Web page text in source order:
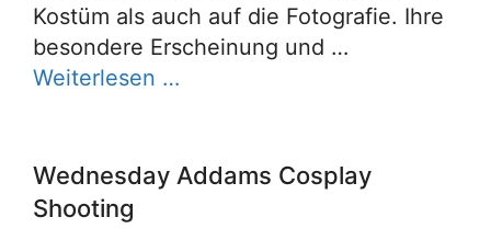
Kostüm als auch auf die Fotografie. Ihre
besondere Erscheinung und …
Weiterlesen …
Wednesday Addams Cosplay
Shooting